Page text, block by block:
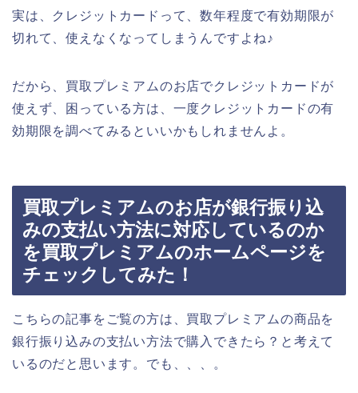
実は、クレジットカードって、数年程度で有効期限が
切れて、使えなくなってしまうんですよね♪
だから、買取プレミアムのお店でクレジットカードが
使えず、困っている方は、一度クレジットカードの有
効期限を調べてみるといいかもしれませんよ。
買取プレミアムのお店が銀行振り込
みの支払い方法に対応しているのか
を買取プレミアムのホームページを
チェックしてみた！
こちらの記事をご覧の方は、買取プレミアムの商品を
銀行振り込みの支払い方法で購入できたら？と考えて
いるのだと思います。でも、、、。